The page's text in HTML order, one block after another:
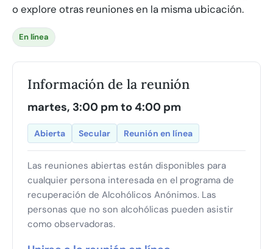
o explore otras reuniones en la misma ubicación.
En línea
Información de la reunión
martes, 3:00 pm to 4:00 pm
Abierta Secular Reunión en línea
Las reuniones abiertas están disponibles para
cualquier persona interesada en el programa de
recuperación de Alcohólicos Anónimos. Las
personas que no son alcohólicas pueden asistir
como observadoras.